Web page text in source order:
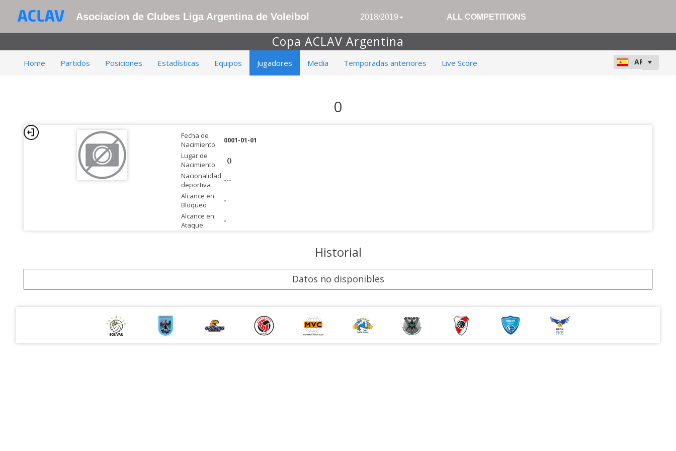
Asociacion de Clubes Liga Argentina de Voleibol 2018/2019 ALL COMPETITIONS
Copa ACLAV Argentina
Home Partidos Posiciones Estadísticas Equipos Jugadores Media Temporadas anteriores Live Score
0
Fecha de
Nacimiento
0001-01-01
Lugar de
Nacimiento
()
Nacionalidad
deportiva
---
Alcance en
Bloqueo
-
Alcance en
Ataque
-
Historial
Datos no disponibles